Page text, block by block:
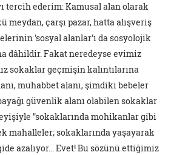
tercih ederim: Kamusal alan olarak
meydan, çarşı pazar, hatta alışveriş
'sosyal alanlar'ı da sosyolojik
dâhildir. Fakat neredeyse evimiz
sokaklar geçmişin kalıntılarına
muhabbet alanı, şimdiki bebeler
güvenlik alanı olabilen sokaklar
"sokaklarında mohikanlar gibi
mahalleler; sokaklarında yaşayarak
azalıyor… Evet! Bu sözünü ettiğimiz